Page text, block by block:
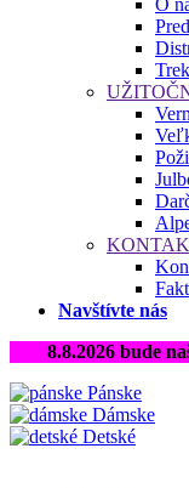
O
Navštívte nás
8.8.2026 bude
Pánske
Dámske
Detské